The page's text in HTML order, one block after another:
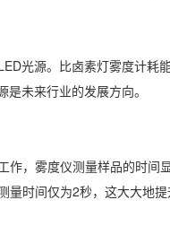
光源。比卤素灯雾度计
未来行业的发展方向。
作，雾度仪测量样品的时
量时间仅为2秒，这大大地提